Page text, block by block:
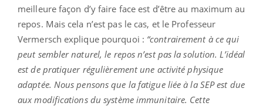
meilleure façon d’y faire face est d’être au maximum au
repos. Mais cela n’est pas le cas, et le Professeur
Vermersch explique pourquoi : “contrairement à ce qui
peut sembler naturel, le repos n’est pas la solution. L’idéal
est de pratiquer régulièrement une activité physique
adaptée. Nous pensons que la fatigue liée à la SEP est due
aux modifications du système immunitaire. Cette